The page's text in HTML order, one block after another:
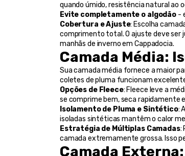
Evite completamente o algodão -
Cobertura e Ajuste: Escolha
comprimento total. O ajuste deve ser
manhãs de inverno em Cappadocia.
Camada Média:
Sua camada média fornece a maior
coletes de pluma funcionam
Opções de Fleece: Fleece leve a
se comprime bem, seca rapidamente
Isolamento de Pluma e Sintético:
isoladas sintéticas mantêm o calor
Estratégia de Múltiplas Camadas:
camada extremamente grossa. Isso
Camada